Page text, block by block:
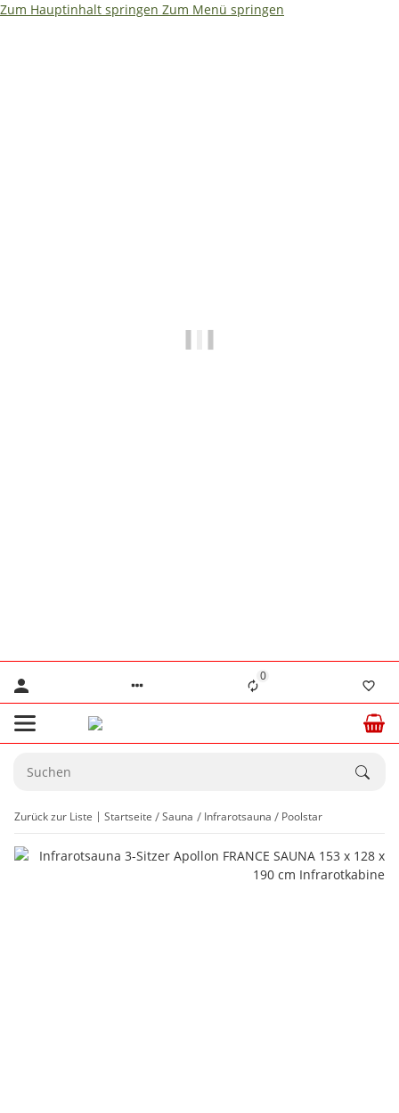
Zum Hauptinhalt springen Zum Menü springen
🔧 Technische Hilfe (Mo–Fr · 09:00–14:00
0
Zurück zur Liste Startseite Sauna Infrarotsauna Poolstar